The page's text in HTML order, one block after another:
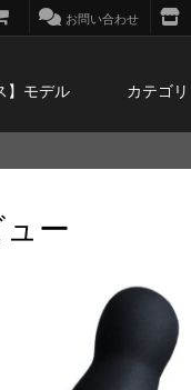
お問い合わせ
】モデル カテゴリ
ー